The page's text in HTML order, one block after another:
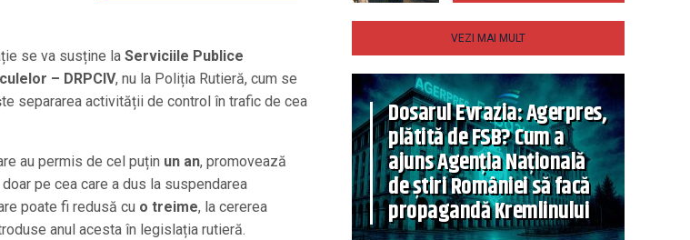
se va susține la Serviciile Publice
– DRPCIV, nu la Poliția Rutieră, cum se
separarea activității de control în trafic de cea
au permis de cel puțin un an, promovează
doar pe cea care a dus la suspendarea
poate fi redusă cu o treime, la cererea
anul acesta în legislația rutieră.
VEZI MAI MULT
Dosarul Evrazia: Agerpres,
plătită de FSB? Cum a
ajuns Agenția Națională
de știri României să facă
propagandă Kremlinului